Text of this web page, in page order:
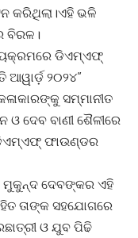
କରିଥିଲା।ଏହି ଭଳି
ବିରଳ।
ଡିଏମ୍ଏଫ୍
୨୦୨୪”
ସମ୍ମାନୀତ
ଓ ଦେବ ବାଣୀ ଶୈଳୀରେ
ଫାଉଣ୍ଡର
ଦେବଙ୍କର ଏହି
ତାଙ୍କ ସହଯୋଗରେ
ଓ ଯୁବ ପିଢି